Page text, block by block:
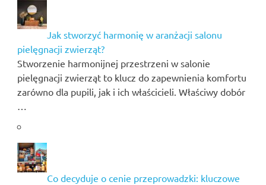
Jak stworzyć harmonię w aranżacji salonu
pielęgnacji zwierząt?
Stworzenie harmonijnej przestrzeni w salonie
pielęgnacji zwierząt to klucz do zapewnienia komfortu
zarówno dla pupili, jak i ich właścicieli. Właściwy dobór
Co decyduje o cenie przeprowadzki: kluczowe